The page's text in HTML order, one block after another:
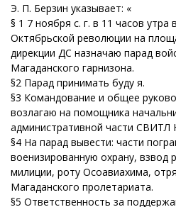
Э. П. Берзин указывает: «
§ 1 7 ноября с. г. в 11 часов
Октябрьской революции на
дирекции ДС назначаю парад
Магаданского гарнизона.
§2 Парад принимать буду я.
§3 Командование и общее
возлагаю на помощника
административной части СВИТЛ
§4 На парад вывести: части
военизированную охрану, взвод
милиции, роту Осоавиахима,
Магаданского пролетариата.
§5 Ответственность за